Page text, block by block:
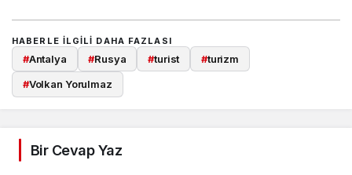
HABERLE ILGILI DAHA FAZLASI
#Antalya #Rusya #turist #turizm
#Volkan Yorulmaz
Bir Cevap Yaz